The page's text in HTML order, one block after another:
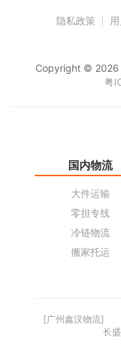
隐私政策
Copyright © 2026
粤
国内物流
大件运输
零担专线
冷链物流
搬家托运
[广州鑫汉物流]
长